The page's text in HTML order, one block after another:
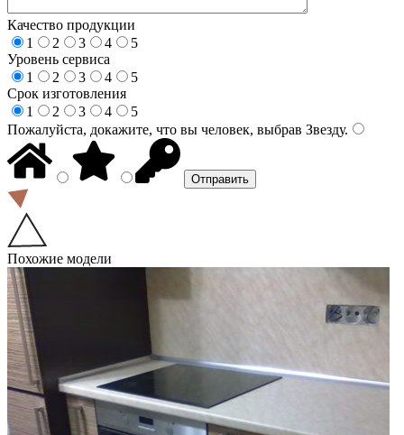
Качество продукции
1
2 3 4
5
Уровень сервиса
1
2 3 4
5
Срок изготовления
1
2 3 4
5
Пожалуйста, докажите, что вы человек, выбрав Звезду.
Похожие модели